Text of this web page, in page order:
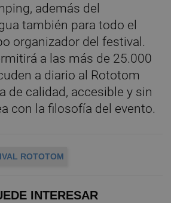
además del
también para todo el
organizador del festival.
a las más de 25.000
a diario al Rototom
de calidad, accesible y sin
con la filosofía del evento.
ROTOTOM
INTERESAR